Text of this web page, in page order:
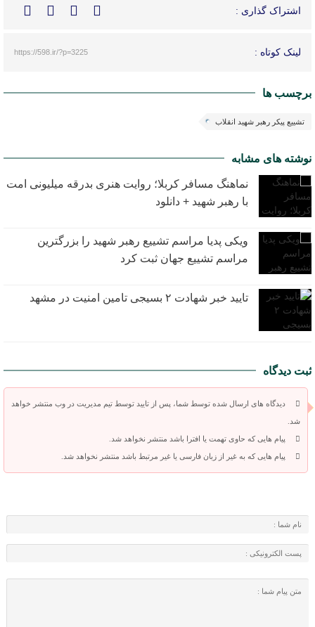
اشتراک گذاری :
لینک کوتاه : https://598.ir/?p=3225
برچسب ها
تشییع پیکر رهبر شهید انقلاب
نوشته های مشابه
نماهنگ مسافر کربلا؛ روایت هنری بدرقه میلیونی امت
با رهبر شهید + دانلود
ویکی پدیا مراسم تشییع رهبر شهید را بزرگترین
مراسم تشییع جهان ثبت کرد
تایید خبر شهادت ۲ بسیجی تامین امنیت در مشهد
ثبت دیدگاه
دیدگاه های ارسال شده توسط شما، پس از تایید توسط تیم مدیریت در وب منتشر خواهد
شد.
پیام هایی که حاوی تهمت یا افترا باشد منتشر نخواهد شد.
پیام هایی که به غیر از زبان فارسی یا غیر مرتبط باشد منتشر نخواهد شد.